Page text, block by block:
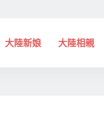
大陸新娘 大陸相親